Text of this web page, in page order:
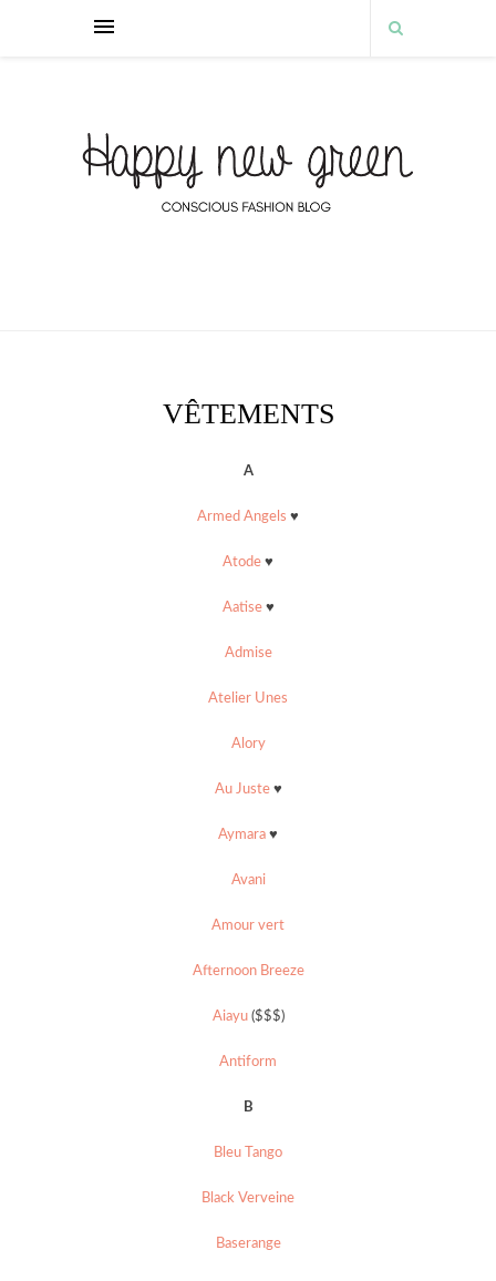
VÊTEMENTS
A
Armed Angels ♥
Atode ♥
Aatise♥
Admise
Atelier Unes
Alory
Au Juste♥
Aymara ♥
Avani
Amour vert
Afternoon Breeze
Aiayu($$$)
Antiform
B
Bleu Tango
Black Verveine
Baserange